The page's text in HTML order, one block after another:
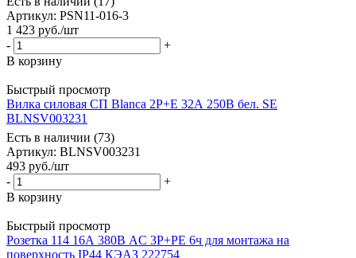
Артикул: PSN11-016-3
1 423 руб./шт
-
+
В корзину
Быстрый просмотр
Вилка силовая СП Blanca 2P+E 32А 250В бел. SE
BLNSV003231
Есть в наличии (73)
Артикул: BLNSV003231
493 руб./шт
-
+
В корзину
Быстрый просмотр
Розетка 114 16А 380В AC 3P+PE 6ч для монтажа на
поверхность IP44 КЭАЗ 222754